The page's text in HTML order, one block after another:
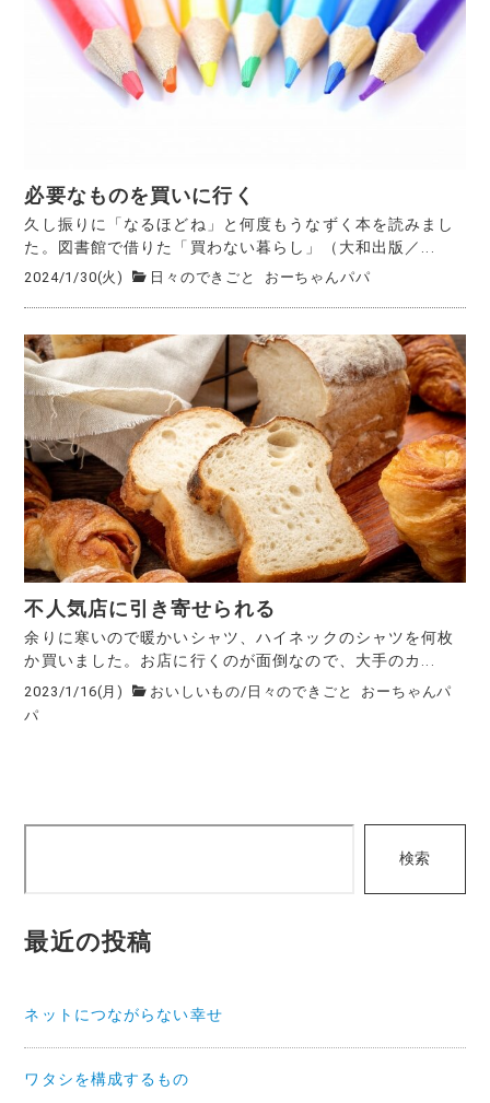
必要なものを買いに行く
久し振りに「なるほどね」と何度もうなずく本を読みまし
た。図書館で借りた「買わない暮らし」（大和出版／...
2024/1/30(火) 日々のできごと おーちゃんパパ
不人気店に引き寄せられる
余りに寒いので暖かいシャツ、ハイネックのシャツを何枚
か買いました。お店に行くのが面倒なので、大手のカ...
2023/1/16(月) おいしいもの/ 日々のできごと
おーちゃんパ
パ
検索
最近の投稿
ネットにつながらない幸せ
ワタシを構成するもの